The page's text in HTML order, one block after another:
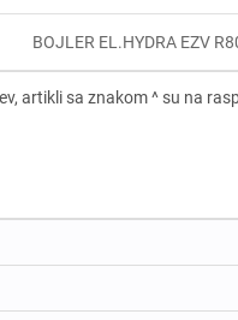
BOJLER EL.HYDRA EZV